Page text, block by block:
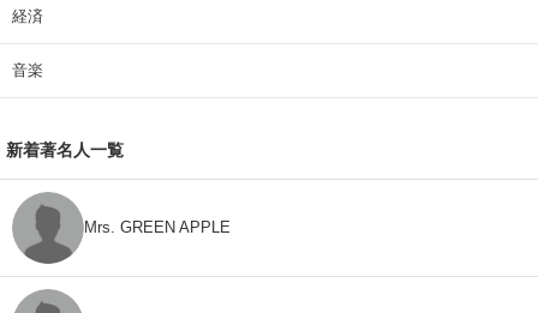
経済
音楽
新着著名人一覧
Mrs. GREEN APPLE